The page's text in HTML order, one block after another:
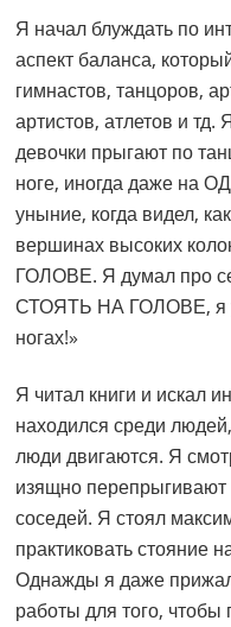
Я начал блуждать по
аспект баланса,
гимнастов, танцоров,
артистов, атлетов и
девочки прыгают по
ноге, иногда даже на
уныние, когда видел,
вершинах высоких
ГОЛОВЕ. Я думал про
СТОЯТЬ НА ГОЛОВЕ, я
ногах!»
Я читал книги и искал
находился среди
люди двигаются. Я
изящно
соседей. Я стоял
практиковать стояние
Однажды я даже
работы для того, чтобы